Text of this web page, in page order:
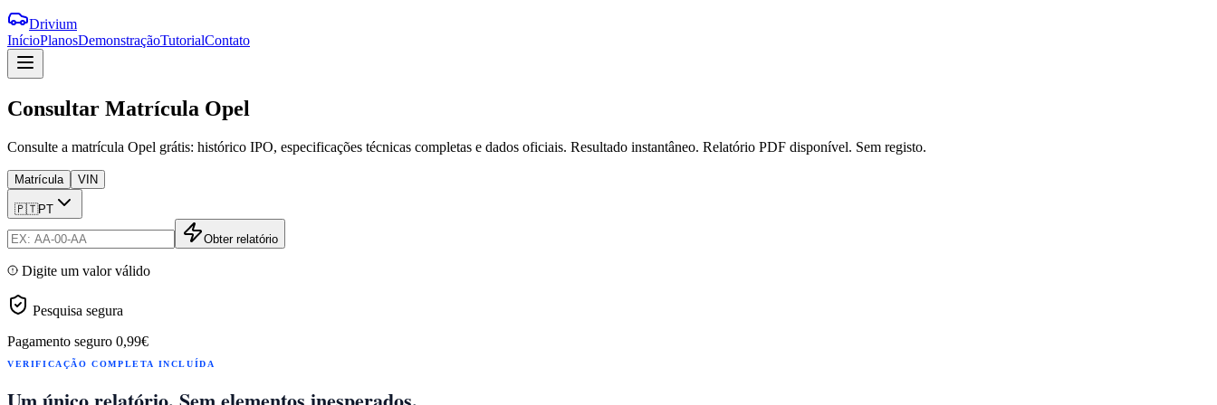
Drivium
InícioPlanosDemonstraçãoTutorialContato
Consultar Matrícula Opel
Consulte a matrícula Opel grátis: histórico IPO, especificações técnicas completas e dados oficiais. Resultado instantâneo. Relatório PDF disponível. Sem registo.
Matrícula VIN
🇵🇹PT
Obter relatório
Digite um valor válido
Pesquisa segura
Pagamento seguro 0,99€
VERIFICAÇÃO COMPLETA INCLUÍDA